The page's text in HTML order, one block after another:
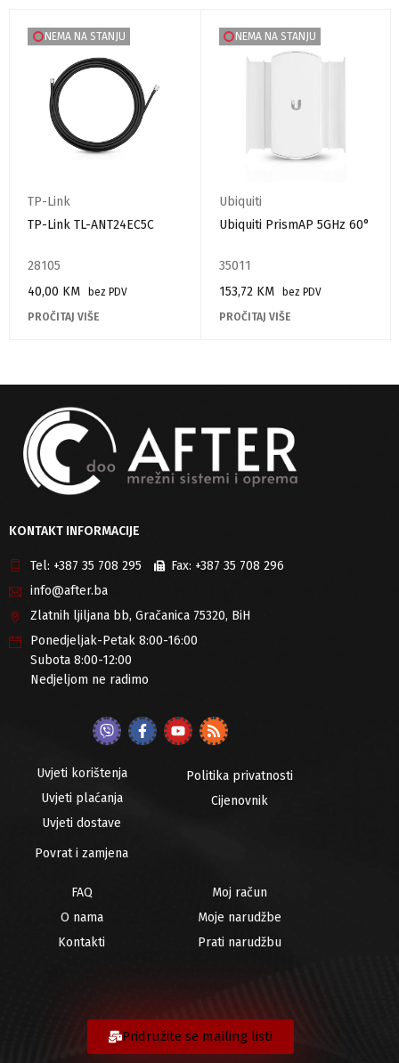
NEMA NA STANJU
TP-Link
TP-Link TL-ANT24EC5C
28105
40,00 KM
bez PDV
PROČITAJ VIŠE
NEMA NA STANJU
Ubiquiti
Ubiquiti PrismAP 5GHz 60°
35011
153,72 KM
bez PDV
PROČITAJ VIŠE
KONTAKT INFORMACIJE
Tel: +387 35 708 295 Fax: +387 35 708 296
info@after.ba
Zlatnih ljiljana bb, Gračanica 75320, BiH
Ponedjeljak-Petak 8:00-16:00
Subota 8:00-12:00
Nedjeljom ne radimo
Uvjeti korištenja
Uvjeti plaćanja
Uvjeti dostave
Povrat i zamjena
Politika privatnosti
Cijenovnik
FAQ
O nama
Kontakti
Moj račun
Moje narudžbe
Prati narudžbu
Pridružite se mailing listi